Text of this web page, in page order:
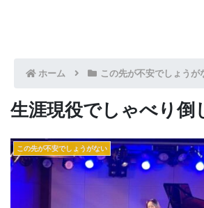
ホーム この先が不安でしょうが
生涯現役でしゃべり倒
この先が不安でしょうがない